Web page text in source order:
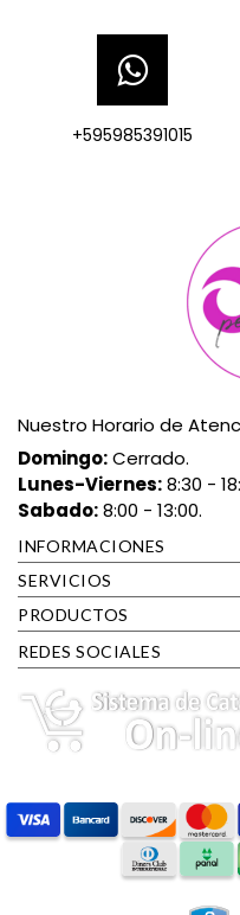
+595985391015
Nuestro Horario de
Domingo:Cerrado.
Lunes-Viernes:8:30 -
Sabado:8:00 - 13:00.
INFORMACIONES
SERVICIOS
PRODUCTOS
REDES SOCIALES